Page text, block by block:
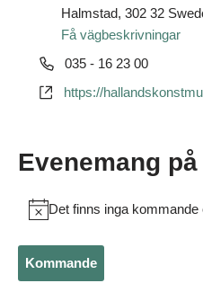
Halmstad, 302 32
Få vägbeskrivningar
Telefonnummer
035 - 16 23 00
Websitehttps://
Evenemang
Notis
Det finns inga kommande
Kommande